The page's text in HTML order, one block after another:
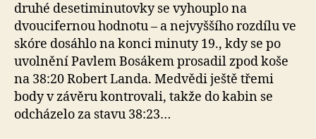
druhé desetiminutovky se vyhouplo na
dvoucifernou hodnotu – a nejvyššího rozdílu ve
skóre dosáhlo na konci minuty 19., kdy se po
uvolnění Pavlem Bosákem prosadil zpod koše
na 38:20 Robert Landa. Medvědi ještě třemi
body v závěru kontrovali, takže do kabin se
odcházelo za stavu 38:23…